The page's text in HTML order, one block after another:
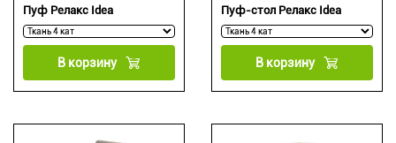
Пуф Релакс Idea
В корзину
Пуф-стол Релакс Idea
В корзину